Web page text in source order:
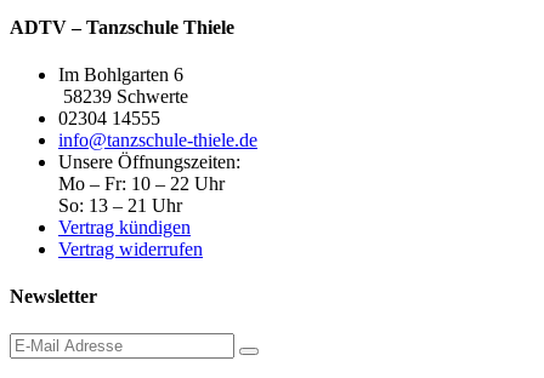
ADTV – Tanzschule Thiele
Im Bohlgarten 6
58239 Schwerte
02304 14555
info@tanzschule-thiele.de
Unsere Öffnungszeiten:
Mo – Fr: 10 – 22 Uhr
So: 13 – 21 Uhr
Vertrag kündigen
Vertrag widerrufen
Newsletter